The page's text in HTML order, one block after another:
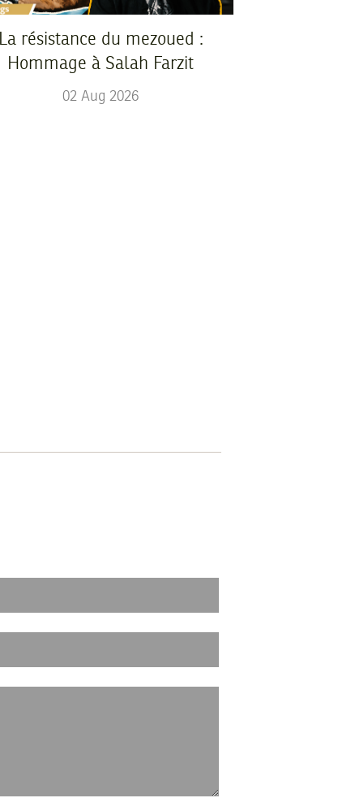
La résistance du mezoued :
Hommage à Salah Farzit
02 Aug 2026